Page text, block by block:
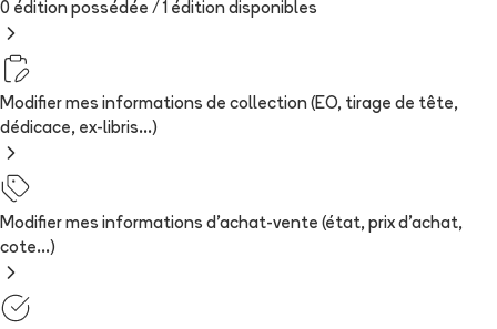
0 édition possédée / 1 édition disponibles
Modifier mes informations de collection (EO, tirage de tête,
dédicace, ex-libris...)
Modifier mes informations d'achat-vente (état, prix d'achat,
cote...)